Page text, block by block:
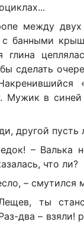
между
с банными
глина
сделать
Мужик в
другой пусть
– Валька
что ли?
– смутился
ты
два –